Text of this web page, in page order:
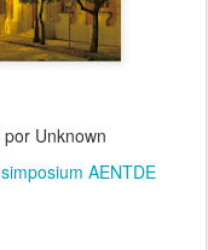
por Unknown
simposium AENTDE